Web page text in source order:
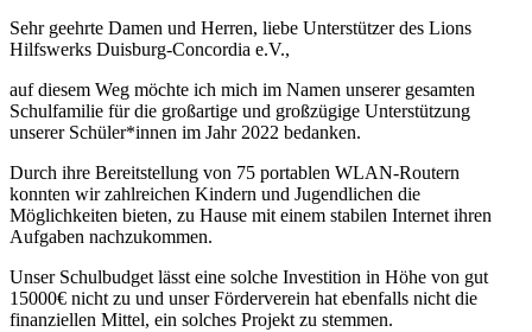
Sehr geehrte Damen und Herren, liebe Unterstützer des Lions
Hilfswerks Duisburg-Concordia e.V.,
auf diesem Weg möchte ich mich im Namen unserer gesamten
Schulfamilie für die großartige und großzügige Unterstützung
unserer Schüler*innen im Jahr 2022 bedanken.
Durch ihre Bereitstellung von 75 portablen WLAN-Routern
konnten wir zahlreichen Kindern und Jugendlichen die
Möglichkeiten bieten, zu Hause mit einem stabilen Internet ihren
Aufgaben nachzukommen.
Unser Schulbudget lässt eine solche Investition in Höhe von gut
15000€ nicht zu und unser Förderverein hat ebenfalls nicht die
finanziellen Mittel, ein solches Projekt zu stemmen.